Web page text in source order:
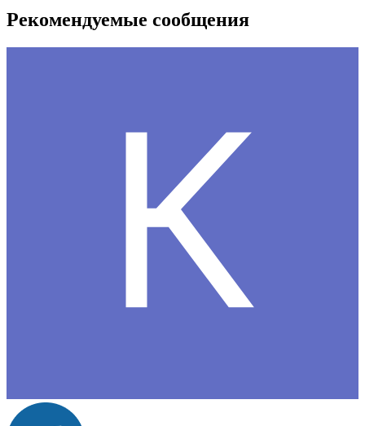
Рекомендуемые сообщения